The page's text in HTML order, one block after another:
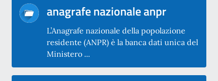
anagrafe nazionale anpr
L’Anagrafe nazionale della popolazione
residente (ANPR) è la banca dati unica del
Ministero ...